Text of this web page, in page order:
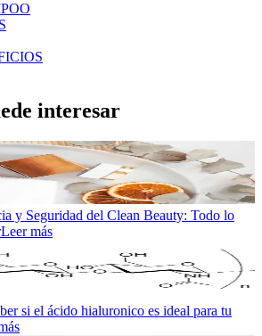
interesar
y Seguridad del Clean Beauty: Todo lo
Leer más
si el ácido hialuronico es ideal para tu